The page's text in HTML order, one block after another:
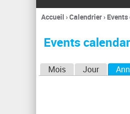
Vous
ici
Accueil ›Calendrier›
Events calendar
Mois Jour